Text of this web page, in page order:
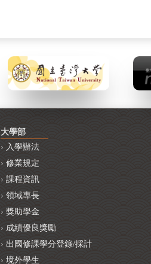
大學部
入學辦法
修業規定
課程資訊
領域專長
獎助學金
成績優良獎勵
出國修課學分登錄/採計
境外學生